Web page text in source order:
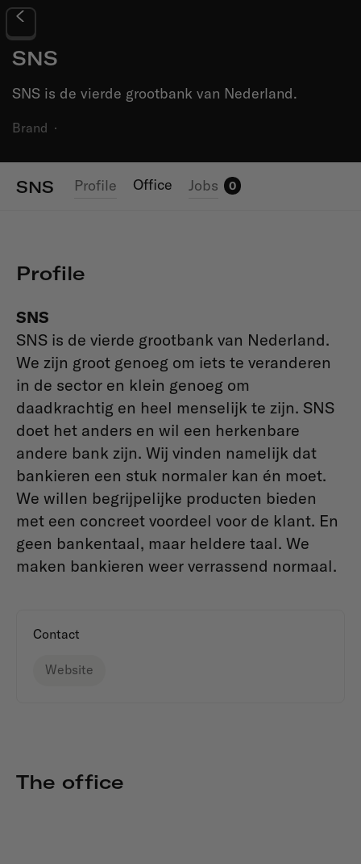
SNS
SNS is de vierde grootbank van Nederland.
Brand ·
SNS Profile Office Jobs 0
Profile
SNS
SNS is de vierde grootbank van Nederland.
We zijn groot genoeg om iets te veranderen
in de sector en klein genoeg om
daadkrachtig en heel menselijk te zijn. SNS
doet het anders en wil een herkenbare
andere bank zijn. Wij vinden namelijk dat
bankieren een stuk normaler kan én moet.
We willen begrijpelijke producten bieden
met een concreet voordeel voor de klant. En
geen bankentaal, maar heldere taal. We
maken bankieren weer verrassend normaal.
Contact
Website
The office